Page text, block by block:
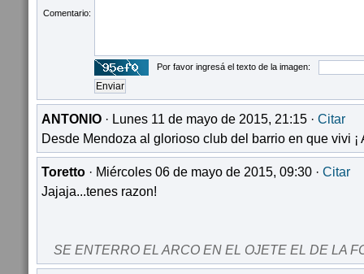
Comentario:
Por favor ingresá el texto de la imagen:
ANTONIO · Lunes 11 de mayo de 2015, 21:15 · Citar
Desde Mendoza al glorioso club del barrio en que vivi ¡
Toretto · Miércoles 06 de mayo de 2015, 09:30 · Citar
Jajaja...tenes razon!
SE ENTERRO EL ARCO EN EL OJETE EL DE LA